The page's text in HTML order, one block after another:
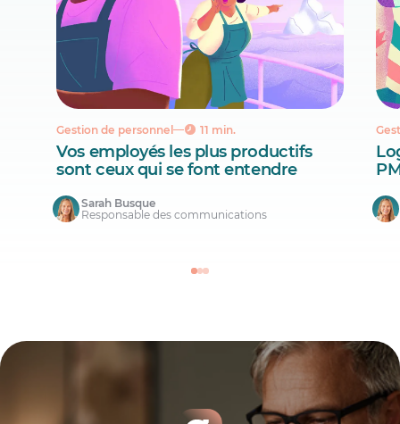
Gestion de personnel 11 min.
Vos employés les plus productifs
sont ceux qui se font entendre
Sarah Busque
Responsable des communications